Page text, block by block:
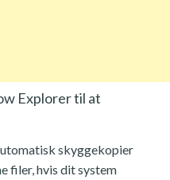
Explorer til at
skyggekopier
filer, hvis dit system